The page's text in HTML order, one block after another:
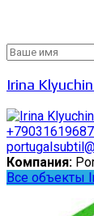
Irina
+79031619687
Компания:
Все объекты